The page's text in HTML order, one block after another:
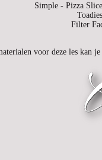
Simple - Pizza
Filter
voor deze les kan